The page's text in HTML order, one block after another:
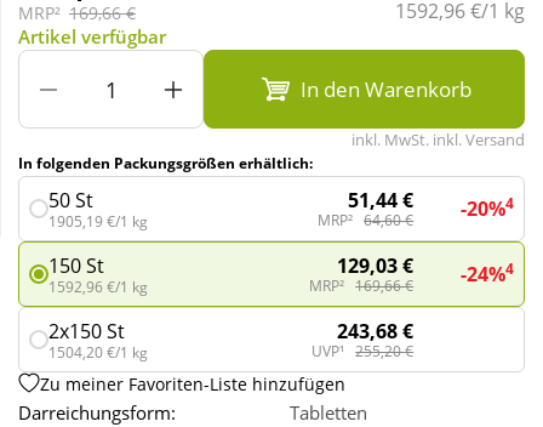
Wellness
MRP² 169,66 € Grundpreis:
1592,96 €/1 kg
Artikel verfügbar
In den Warenkorb
inkl. MwSt. inkl. Versand
In folgenden Packungsgrößen erhältlich:
50 St
1905,19 €/1 kg
51,44 €
MRP² 64,60 € -20%4
150 St
1592,96 €/1 kg
129,03 €
MRP² 169,66 € -24%4
2x150 St
1504,20 €/1 kg
243,68 €
UVP¹ 255,20 €
Zu meiner Favoriten-Liste hinzufügen
Darreichungsform:
Tabletten